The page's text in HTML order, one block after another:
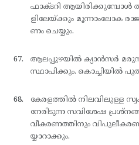
ഫാക്ടറി ആയിരിക്കുമ്പോള്‍
ളിലേയ്ക്കും മൂന്നാംലോക
ണം ചെയ്യും.
ആലപ്പുഴയില്‍ ക്യാന്‍സര്‍
സ്ഥാപിക്കും. കൊച്ചിയില്‍
കേരളത്തില്‍ നിലവിലുള്ള
നേരിടുന്ന സവിശേഷ
വീകരണത്തിനും
യ്യാറാക്കും.